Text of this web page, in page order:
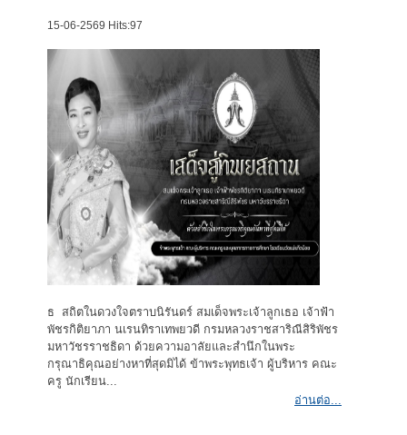
15-06-2569 Hits:97
ธ สถิตในดวงใจตราบนิรันดร์ สมเด็จพระเจ้าลูกเธอ เจ้าฟ้า
พัชรกิติยาภา นเรนทิราเทพยวดี กรมหลวงราชสาริณีสิริพัชร
มหาวัชรราชธิดา ด้วยความอาลัยและสำนึกในพระ
กรุณาธิคุณอย่างหาที่สุดมิได้ ข้าพระพุทธเจ้า ผู้บริหาร คณะ
ครู นักเรียน...
อ่านต่อ...